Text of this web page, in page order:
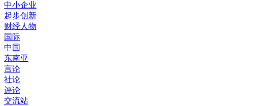
中小企业
起步创新
财经人物
国际
中国
东南亚
言论
社论
评论
交流站